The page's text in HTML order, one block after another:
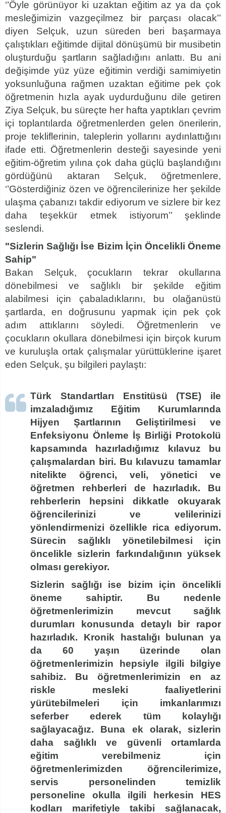
‘’Öyle görünüyor ki uzaktan eğitim az ya da çok
mesleğimizin vazgeçilmez bir parçası olacak’’
diyen Selçuk, uzun süreden beri başarmaya
çalıştıkları eğitimde dijital dönüşümü bir musibetin
oluşturduğu şartların sağladığını anlattı. Bu ani
değişimde yüz yüze eğitimin verdiği samimiyetin
yoksunluğuna rağmen uzaktan eğitime pek çok
öğretmenin hızla ayak uydurduğunu dile getiren
Ziya Selçuk, bu süreçte her hafta yaptıkları çevrim
içi toplantılarda öğretmenlerden gelen önerilerin,
proje tekliflerinin, taleplerin yollarını aydınlattığını
ifade etti. Öğretmenlerin desteği sayesinde yeni
eğitim-öğretim yılına çok daha güçlü başlandığını
gördüğünü aktaran Selçuk, öğretmenlere,
‘’Gösterdiğiniz özen ve öğrencilerinize her şekilde
ulaşma çabanızı takdir ediyorum ve sizlere bir kez
daha teşekkür etmek istiyorum’’ şeklinde
seslendi.
"Sizlerin Sağlığı İse Bizim İçin Öncelikli Öneme
Sahip"
Bakan Selçuk, çocukların tekrar okullarına
dönebilmesi ve sağlıklı bir şekilde eğitim
alabilmesi için çabaladıklarını, bu olağanüstü
şartlarda, en doğrusunu yapmak için pek çok
adım attıklarını söyledi. Öğretmenlerin ve
çocukların okullara dönebilmesi için birçok kurum
ve kuruluşla ortak çalışmalar yürüttüklerine işaret
eden Selçuk, şu bilgileri paylaştı:
Türk Standartları Enstitüsü (TSE) ile
imzaladığımız Eğitim Kurumlarında
Hijyen Şartlarının Geliştirilmesi ve
Enfeksiyonu Önleme İş Birliği Protokolü
kapsamında hazırladığımız kılavuz bu
çalışmalardan biri. Bu kılavuzu tamamlar
nitelikte öğrenci, veli, yönetici ve
öğretmen rehberleri de hazırladık. Bu
rehberlerin hepsini dikkatle okuyarak
öğrencilerinizi ve velilerinizi
yönlendirmenizi özellikle rica ediyorum.
Sürecin sağlıklı yönetilebilmesi için
öncelikle sizlerin farkındalığının yüksek
olması gerekiyor.
Sizlerin sağlığı ise bizim için öncelikli
öneme sahiptir. Bu nedenle
öğretmenlerimizin mevcut sağlık
durumları konusunda detaylı bir rapor
hazırladık. Kronik hastalığı bulunan ya
da 60 yaşın üzerinde olan
öğretmenlerimizin hepsiyle ilgili bilgiye
sahibiz. Bu öğretmenlerimizin en az
riskle mesleki faaliyetlerini
yürütebilmeleri için imkanlarımızı
seferber ederek tüm kolaylığı
sağlayacağız. Buna ek olarak, sizlerin
daha sağlıklı ve güvenli ortamlarda
eğitim verebilmeniz için
öğretmenlerimizden öğrencilerimize,
servis personelinden temizlik
personeline okulla ilgili herkesin HES
kodları marifetiyle takibi sağlanacak,